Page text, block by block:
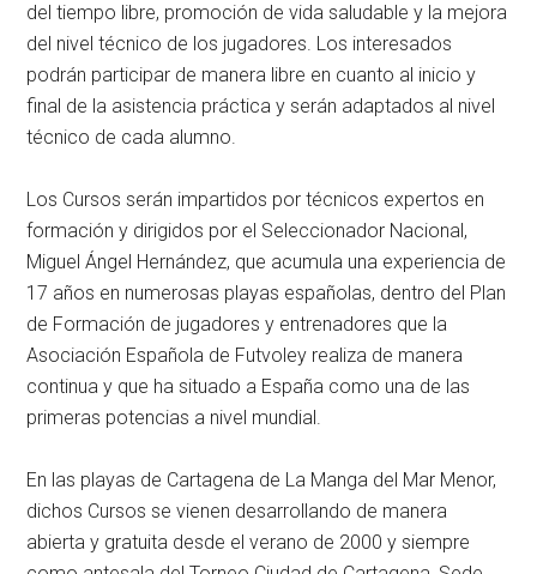
del tiempo libre, promoción de vida saludable y la mejora
del nivel técnico de los jugadores. Los interesados
podrán participar de manera libre en cuanto al inicio y
final de la asistencia práctica y serán adaptados al nivel
técnico de cada alumno.
Los Cursos serán impartidos por técnicos expertos en
formación y dirigidos por el Seleccionador Nacional,
Miguel Ángel Hernández, que acumula una experiencia de
17 años en numerosas playas españolas, dentro del Plan
de Formación de jugadores y entrenadores que la
Asociación Española de Futvoley realiza de manera
continua y que ha situado a España como una de las
primeras potencias a nivel mundial.
En las playas de Cartagena de La Manga del Mar Menor,
dichos Cursos se vienen desarrollando de manera
abierta y gratuita desde el verano de 2000 y siempre